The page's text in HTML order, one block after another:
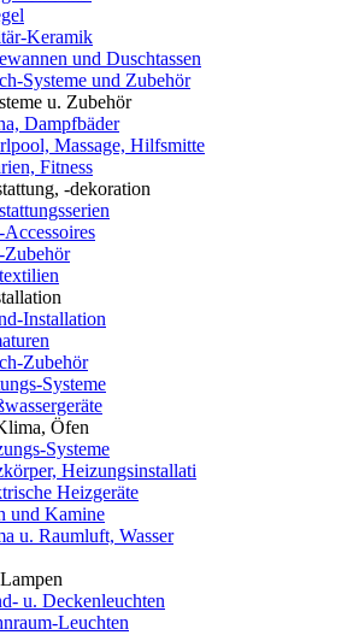
Keramik
und Duschtassen
Systeme und Zubehör
u. Zubehör
Dampfbäder
Massage, Hilfsmitte
Fitness
-dekoration
Installation
Zubehör
Systeme
Öfen
Systeme
Heizungsinstallati
Heizgeräte
und Kamine
u. Raumluft, Wasser
u. Deckenleuchten
Leuchten